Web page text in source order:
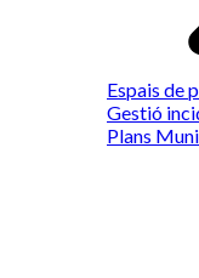
Espais de
Gestió
Plans